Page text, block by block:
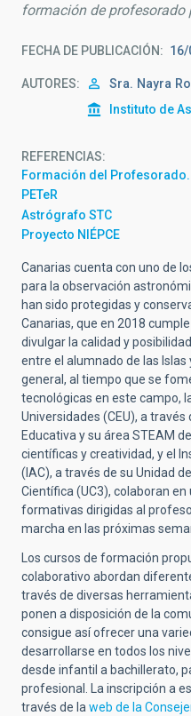
formación de profesorado
FECHA DE PUBLICACIÓN 16/
AUTORES Sra. Nayra
Instituto de
REFERENCIAS
Formación del
PETeR
Astrógrafo STC
Proyecto NIÉPCE
Canarias cuenta con uno de
para la observación
han sido protegidas y
Canarias, que en 2018
divulgar la calidad y
entre el alumnado de las
general, al tiempo que se
tecnológicas en este campo,
Universidades (CEU), a
Educativa y su área STEAM
científicas y creatividad, y el
(IAC), a través de su Unidad
Científica (UC3), colaboran
formativas dirigidas al
marcha en las próximas
Los cursos de formación
colaborativo abordan
través de diversas
ponen a disposición de la
consigue así ofrecer una
desarrollarse en todos los
desde infantil a bachillerato,
profesional. La inscripción a
través de laweb de la